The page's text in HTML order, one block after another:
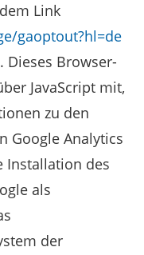
Link
gaoptout?hl=de
Browser-
JavaScript mit,
zu den
Google Analytics
Installation des
als
der